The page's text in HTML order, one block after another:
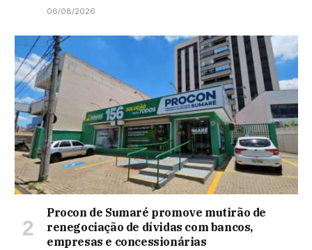
06/08/2026
Procon de Sumaré promove mutirão de
renegociação de dívidas com bancos,
empresas e concessionárias